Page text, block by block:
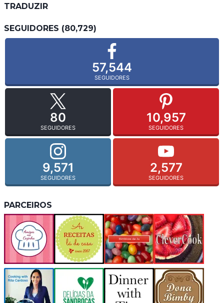
TRADUZIR
SEGUIDORES (80,729)
57,544
SEGUIDORES
80
SEGUIDORES
10,957
SEGUIDORES
9,571
SEGUIDORES
2,577
SEGUIDORES
PARCEIROS